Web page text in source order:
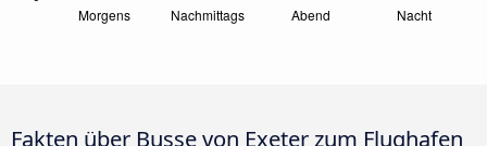
Fakten über Busse von Exeter zum Flughafen